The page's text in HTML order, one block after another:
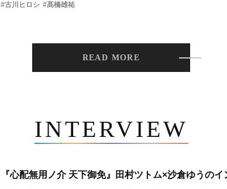
#古川ヒロシ #髙橋雄祐
READ MORE
INTERVIEW
『心配無用ノ介 天下御免』田村ツトム×沙倉ゆうのイ